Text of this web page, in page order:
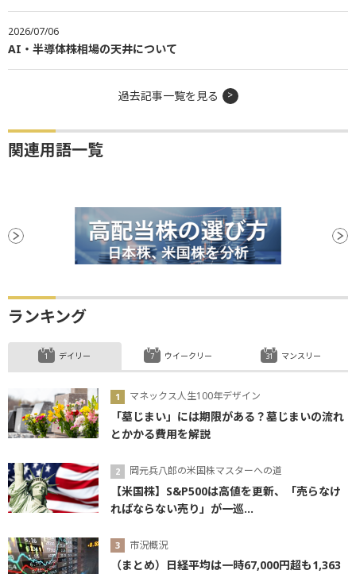
2026/07/06
AI・半導体株相場の天井について
過去記事一覧を見る
関連用語一覧
ランキング
デイリー
マネックス人生100年デザイン
「墓じまい」には期限がある？墓じまいの流れ
とかかる費用を解説
岡元兵八郎の米国株マスターへの道
【米国株】S&P500は高値を更新、「売らなけ
ればならない売り」が一巡...
市況概況
（まとめ）日経平均は一時67,000円超も1,363
ウイークリー マンスリー